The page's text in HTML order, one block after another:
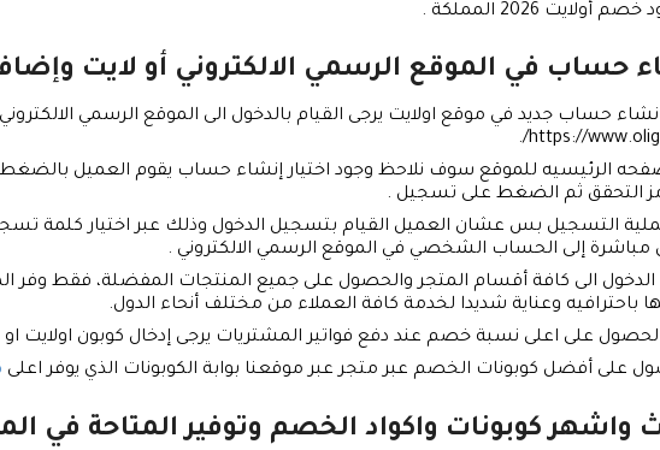
2026 المملكة .
حساب في الموقع الرسمي الالكتروني أو لايت وإضافة
حساب جديد في موقع اولايت يرجى القيام بالدخول الى الموقع الرسمي
https://
الرئيسيه للموقع سوف نلاحظ وجود اختيار إنشاء حساب يقوم العميل بالضغط
التحقق ثم الضغط على تسجيل .
التسجيل بس عشان العميل القيام بتسجيل الدخول وذلك عبر اختيار كلمة
مباشرة إلى الحساب الشخصي في الموقع الرسمي الالكتروني .
الدخول الى كافة أقسام المتجر والحصول على جميع المنتجات المفضلة، فقط وفر
باحترافيه وعناية شديدا لخدمة كافة العملاء من مختلف أنحاء الدول.
على اعلى نسبة خصم عند دفع فواتير المشتريات يرجى إدخال كوبون اولايت
على أفضل كوبونات الخصم عبر متجر عبر موقعنا بوابة الكوبونات الذي يوفر اعلى